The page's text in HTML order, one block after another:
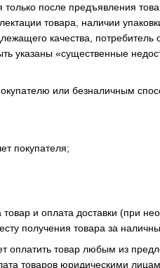
после предъявления
товара, наличии
качества, потребитель
указаны «существенные
или безналичным
покупателя;
и оплата доставки (при
получения товара за
оплатить товар любым из
товаров юридическими